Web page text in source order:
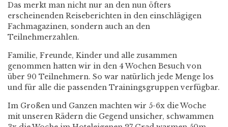
Das merkt man nicht nur an den nun öfters
erscheinenden Reiseberichten in den einschlägigen
Fachmagazinen, sondern auch an den
Teilnehmerzahlen.
Familie, Freunde, Kinder und alle zusammen
genommen hatten wir in den 4 Wochen Besuch von
über 90 Teilnehmern. So war natürlich jede Menge los
und für alle die passenden Trainingsgruppen verfügbar.
Im Großen und Ganzen machten wir 5-6x die Woche
mit unseren Rädern die Gegend unsicher, schwammen